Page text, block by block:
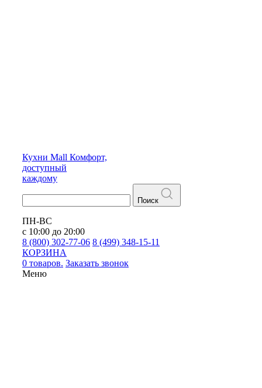
Кухни Mall Комфорт,
доступный
каждому
Поиск
ПН-ВС
с 10:00 до 20:00
8 (800) 302-77-06 8 (499) 348-15-11
КОРЗИНА
0 товаров. Заказать звонок
Меню